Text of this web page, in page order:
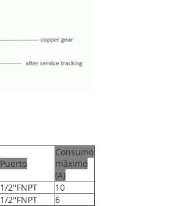
Puerto
Consumo
máximo
(A)
1/2''FNPT
10
1/2''FNPT 6